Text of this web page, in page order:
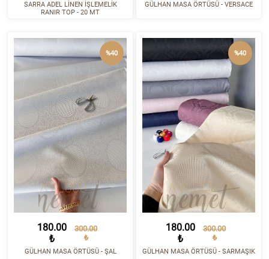
SARRA ADEL LİNEN İŞLEMELİK
RANIR TOP - 20 MT
GÜLHAN MASA ÖRTÜSÜ - VERSACE
180.00
₺
300.00
₺
GÜLHAN MASA ÖRTÜSÜ - ŞAL
%40
180.00
₺
300.00
₺
GÜLHAN MASA ÖRTÜSÜ - SARMAŞIK
%40